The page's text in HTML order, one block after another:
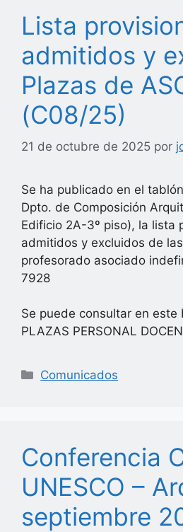
Lista
admitidos y
Plazas de
(C08/25)
21 de octubre de 2025 por
Se ha publicado en el
Dpto. de Composición
Edificio 2A-3º piso), la lista
admitidos y excluidos de
profesorado asociado
7928
Se puede consultar en este
PLAZAS PERSONAL
Categorías
Comunicados
Conferencia
UNESCO –
septiembre